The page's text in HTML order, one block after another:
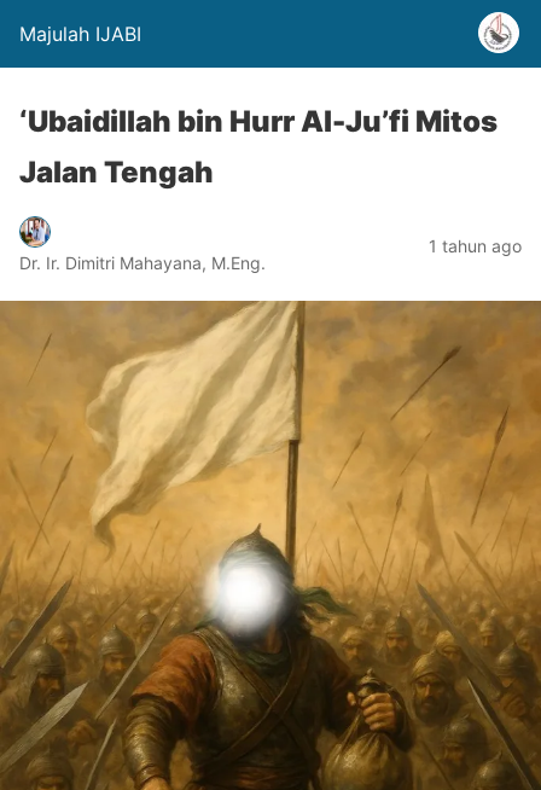
Majulah IJABI
‘Ubaidillah bin Hurr Al-Ju’fi Mitos
Jalan Tengah
Dr. Ir. Dimitri Mahayana, M.Eng.
1 tahun ago